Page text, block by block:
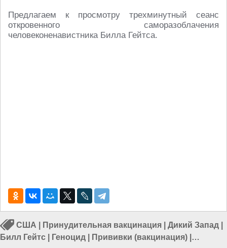
Предлагаем к просмотру трехминутный сеанс
откровенного саморазоблачения
человеконенавистника Билла Гейтса.
США Принудительная вакцинация Дикий Запад
Билл Гейтс
Геноцид Прививки (вакцинация)